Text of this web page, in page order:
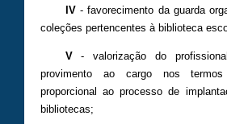
IV- favorecimento da guarda
coleções pertencentes à biblioteca
V- valorização do
provimento ao cargo nos
proporcional ao processo de
bibliotecas;